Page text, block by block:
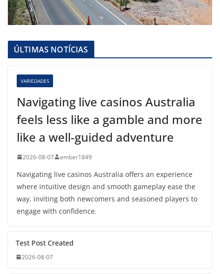
ÚLTIMAS NOTÍCIAS
VARIEDADES
Navigating live casinos Australia
feels less like a gamble and more
like a well-guided adventure
2026-08-07 ember1849
Navigating live casinos Australia offers an experience
where intuitive design and smooth gameplay ease the
way, inviting both newcomers and seasoned players to
engage with confidence.
Test Post Created
2026-08-07